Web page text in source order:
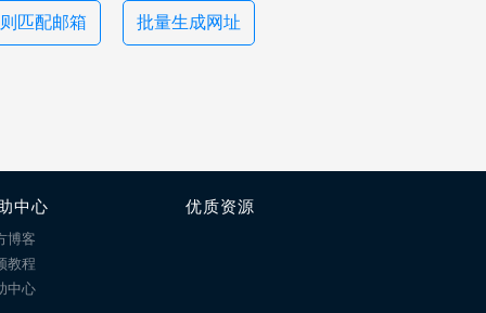
匹配邮箱 批量生成网址
中心
博客
教程
中心
优质资源